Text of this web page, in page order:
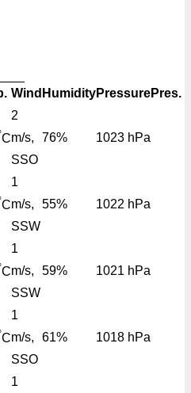
Wind HumidityPressurePres.
C
2
m/s,
SSO
76% 1023 hPa
C
1
m/s,
SSW
55% 1022 hPa
C
1
m/s,
SSW
59% 1021 hPa
C
1
m/s,
SSO
61% 1018 hPa
1